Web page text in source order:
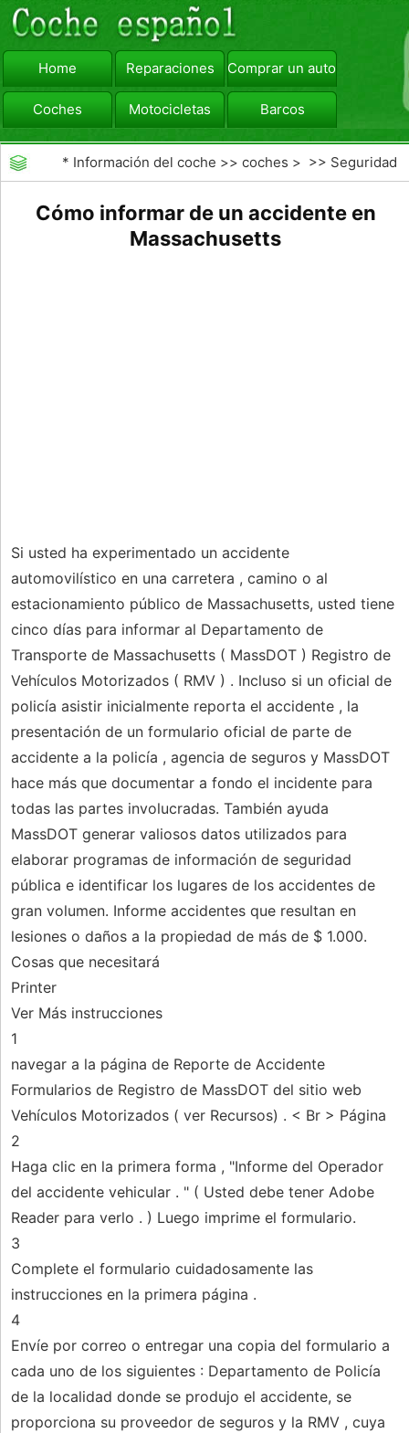
Home Reparaciones Comprar un automóvil
Coches Motocicletas Barcos
viajar Camiones
* Información del coche >>coches > >> Seguridad
Cómo informar de un accidente en
Massachusetts
Si usted ha experimentado un accidente
automovilístico en una carretera , camino o al
estacionamiento público de Massachusetts, usted tiene
cinco días para informar al Departamento de
Transporte de Massachusetts ( MassDOT ) Registro de
Vehículos Motorizados ( RMV ) . Incluso si un oficial de
policía asistir inicialmente reporta el accidente , la
presentación de un formulario oficial de parte de
accidente a la policía , agencia de seguros y MassDOT
hace más que documentar a fondo el incidente para
todas las partes involucradas. También ayuda
MassDOT generar valiosos datos utilizados para
elaborar programas de información de seguridad
pública e identificar los lugares de los accidentes de
gran volumen. Informe accidentes que resultan en
lesiones o daños a la propiedad de más de $ 1.000.
Cosas que necesitará
Printer
Ver Más instrucciones
1
navegar a la página de Reporte de Accidente
Formularios de Registro de MassDOT del sitio web
Vehículos Motorizados ( ver Recursos) . < Br > Página
2
Haga clic en la primera forma , "Informe del Operador
del accidente vehicular . " ( Usted debe tener Adobe
Reader para verlo . ) Luego imprime el formulario.
3
Complete el formulario cuidadosamente las
instrucciones en la primera página .
4
Envíe por correo o entregar una copia del formulario a
cada uno de los siguientes : Departamento de Policía
de la localidad donde se produjo el accidente, se
proporciona su proveedor de seguros y la RMV , cuya